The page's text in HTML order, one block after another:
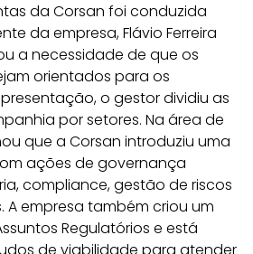
da Corsan foi conduzida
da empresa, Flávio Ferreira
a necessidade de que os
orientados para os
o gestor dividiu as
por setores. Na área de
que a Corsan introduziu uma
ações de governança
compliance, gestão de riscos
A empresa também criou um
Regulatórios e está